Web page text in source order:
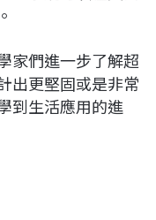
家們進一步了解超
出更堅固或是非常
到生活應用的進